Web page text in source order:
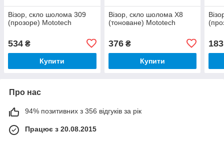
Візор, скло шолома 309
(прозоре) Mototech
534 ₴
Купити
Візор, скло шолома X8
(тоноване) Mototech
376₴
Купити
183
Про нас
94% позитивних з 356 відгуків за рік
Працює з 20.08.2015